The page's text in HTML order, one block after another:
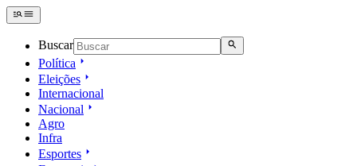
Buscar
Política
Eleições
Internacional
Nacional
Agro
Infra
Esportes